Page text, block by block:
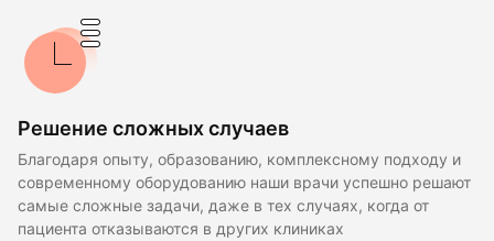
Решение сложных случаев
Благодаря опыту, образованию, комплексному подходу и
современному оборудованию наши врачи успешно решают
самые сложные задачи, даже в тех случаях, когда от
пациента отказываются в других клиниках